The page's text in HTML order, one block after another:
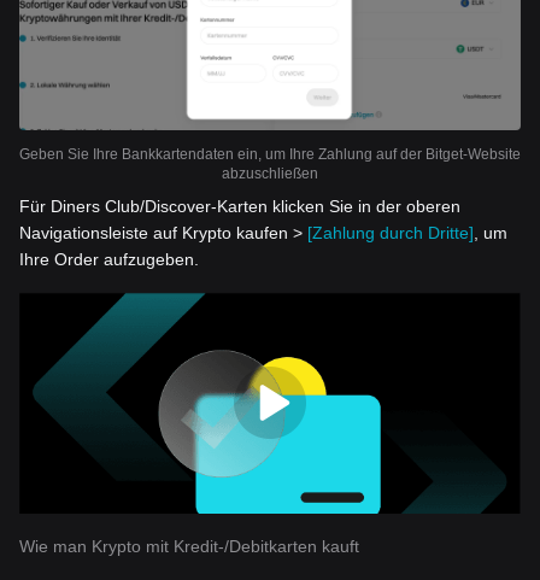
Geben Sie Ihre Bankkartendaten ein, um Ihre Zahlung auf der Bitget-Website
abzuschließen
Für Diners Club/Discover-Karten klicken Sie in der oberen
Navigationsleiste auf Krypto kaufen > [Zahlung durch Dritte], um
Ihre Order aufzugeben.
Wie man Krypto mit Kredit-/Debitkarten kauft